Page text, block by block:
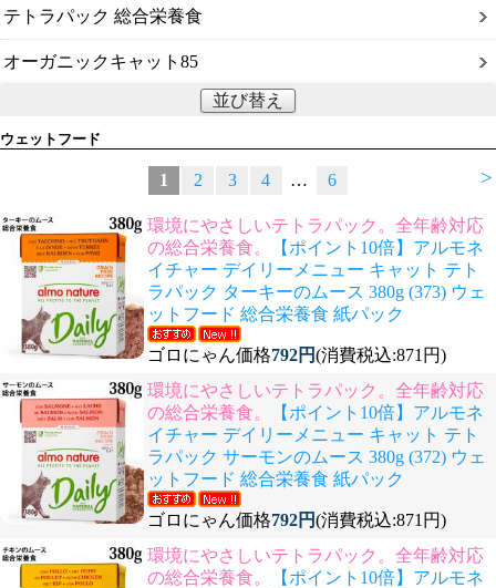
テトラパック 総合栄養食
オーガニックキャット85
並び替え
ウェットフード
>
1 2 3 4 … 6
環境にやさしいテトラパック。全年齢対応
の総合栄養食。
【ポイント10倍】アルモネ
イチャー デイリーメニュー キャット テト
ラパック ターキーのムース 380g (373) ウェ
ットフード 総合栄養食 紙パック
ゴロにゃん価格792円(消費税込:871円)
環境にやさしいテトラパック。全年齢対応
の総合栄養食。
【ポイント10倍】アルモネ
イチャー デイリーメニュー キャット テト
ラパック サーモンのムース 380g (372) ウェ
ットフード 総合栄養食 紙パック
ゴロにゃん価格792円(消費税込:871円)
環境にやさしいテトラパック。全年齢対応
の総合栄養食。
【ポイント10倍】アルモネ